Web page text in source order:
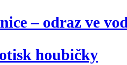
– odraz ve
houbičky